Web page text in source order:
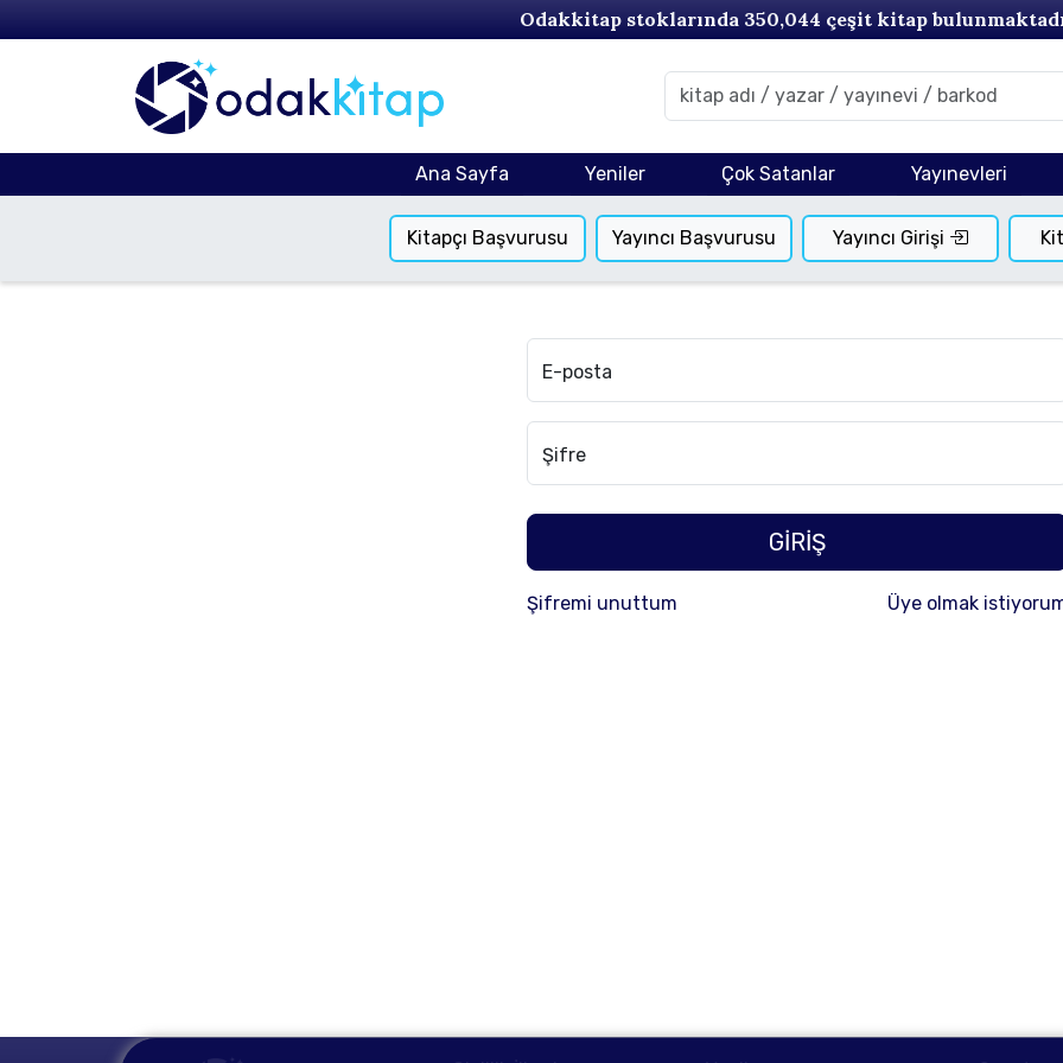
Odakkitap stoklarında 350,044 çeşit kitap
Ana Sayfa Yeniler Çok Satanlar Yayınevleri
Kitapçı Başvurusu Yayıncı Başvurusu Yayıncı Girişi
E-posta
Şifre
GİRİŞ
Şifremi unuttum Üye olmak